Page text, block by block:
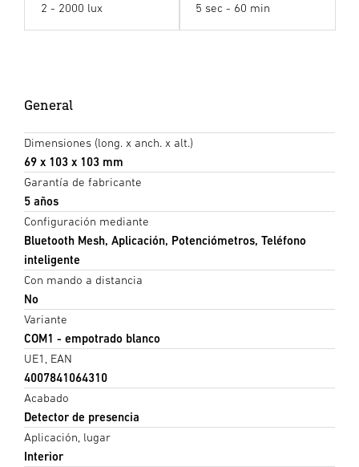
2 - 2000 lux 5 sec - 60 min
General
Dimensiones (long. x anch. x alt.)
69 x 103 x 103 mm
Garantía de fabricante
5 años
Configuración mediante
Bluetooth Mesh, Aplicación, Potenciómetros, Teléfono
inteligente
Con mando a distancia
No
Variante
COM1 - empotrado blanco
UE1, EAN
4007841064310
Acabado
Detector de presencia
Aplicación, lugar
Interior